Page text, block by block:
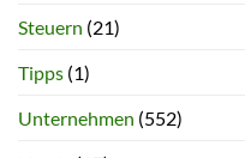
Steuern (21)
Tipps (1)
Unternehmen (552)